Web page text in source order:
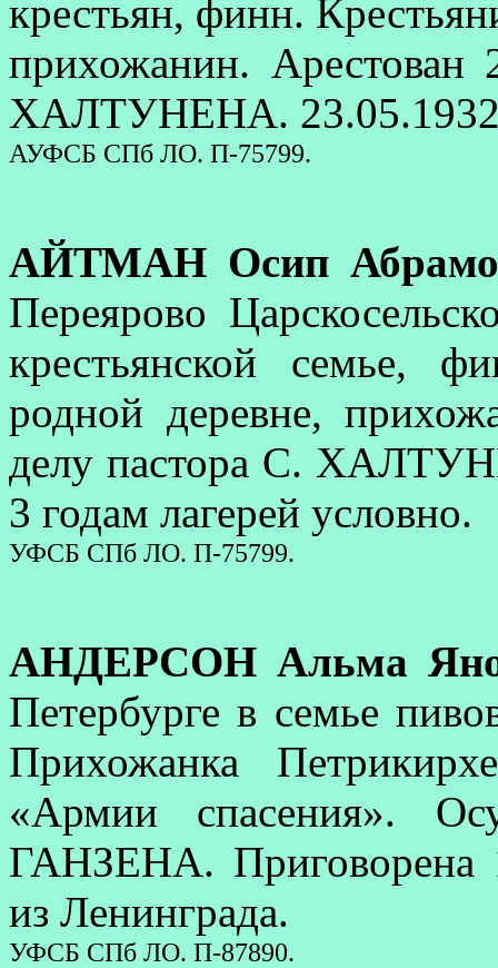
крестьян, финн.
прихожанин. Арестован
ХАЛТУНЕНА. 23.05.1932
АУФСБ СПб ЛО. П-75799.
АЙТМАН Осип
Переярово
крестьянской семье,
родной деревне,
делу пастора С.
3 годам лагерей условно.
УФСБ СПб ЛО. П-75799.
АНДЕРСОН Альма
Петербурге в семье
Прихожанка
«Армии спасения».
ГАНЗЕНА. Приговорена
из Ленинграда.
УФСБ СПб ЛО. П-87890.